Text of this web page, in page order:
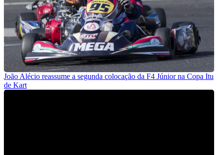
João Alécio reassume a segunda colocação da F4 Júnior na Copa Itu
de Kart